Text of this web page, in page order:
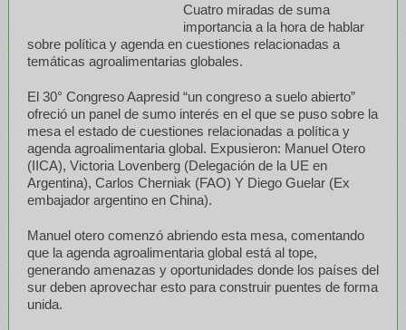
Cuatro miradas de suma
importancia a la hora de hablar
sobre política y agenda en cuestiones relacionadas a
temáticas agroalimentarias globales.
El 30° Congreso Aapresid “un congreso a suelo abierto”
ofreció un panel de sumo interés en el que se puso sobre la
mesa el estado de cuestiones relacionadas a política y
agenda agroalimentaria global. Expusieron: Manuel Otero
(IICA), Victoria Lovenberg (Delegación de la UE en
Argentina), Carlos Cherniak (FAO) Y Diego Guelar (Ex
embajador argentino en China).
Manuel otero comenzó abriendo esta mesa, comentando
que la agenda agroalimentaria global está al tope,
generando amenazas y oportunidades donde los países del
sur deben aprovechar esto para construir puentes de forma
unida.